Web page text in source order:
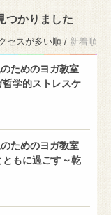
つかりました
セスが多い順 / 新着順
ためのヨガ教室
学的ストレスケ
ためのヨガ教室
もに過ごす～乾